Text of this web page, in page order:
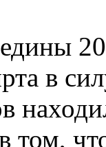
в
том,